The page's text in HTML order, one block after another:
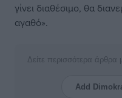
γίνει διαθέσιμο, θα
αγαθό».
Δείτε περισσότερα
Add